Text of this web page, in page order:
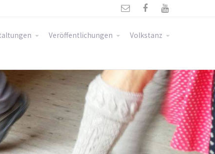
  
Veröffentlichungen Volkstanz